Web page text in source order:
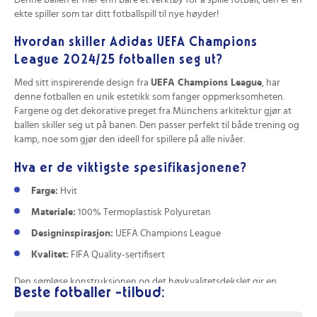
overflaten gir en forutsigbar bane og forbedrer
ballkontakt, noe som kan bidra til presise pasninger og
avslutninger i kamp.
Redusert vannopptak. Ballens materiale og konstruksjon
begrenser vannopptaket, slik at ballens egenskaper forblir
konsistente selv under fuktige spilleforhold.
Justerbart vektområde for ulike størrelser. Vektintervallene
gjør ballen egnet både for ungdoms- og
voksenkompetanse, og gir en balansert følelse i spillet.
Krever forpumping før bruk. Ballene må pumpes opp før
ønsker umiddelbar tilgjengelighet uten ekstra
forberedelse.
ekte spiller som tar ditt fotballspill til nye høyder!
Hvordan skiller Adidas UEFA Champions
League 2024/25 fotballen seg ut?
Med sitt inspirerende design fra UEFA Champions League, har
denne fotballen en unik estetikk som fanger oppmerksomheten.
Fargene og det dekorative preget fra Münchens arkitektur gjør at
ballen skiller seg ut på banen. Den passer perfekt til både trening og
kamp, noe som gjør den ideell for spillere på alle nivåer.
Hva er de viktigste spesifikasjonene?
Farge: Hvit
Materiale: 100% Termoplastisk Polyuretan
Designinspirasjon: UEFA Champions League
Kvalitet: FIFA Quality-sertifisert
Den sømløse konstruksjonen og det høykvalitetsdekslet gir en
forutsigbar spillegenskaper. Dette resulterer i eksepsjonell kontroll,
Beste fotballer -tilbud: